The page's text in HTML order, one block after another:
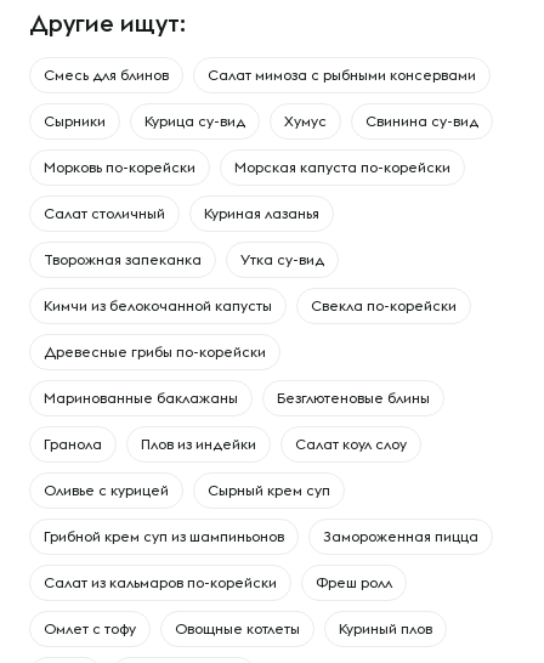
Другие ищут:
Смесь для блинов Салат мимоза с рыбными консервами
Сырники Курица су-вид Хумус Свинина су-вид
Морковь по-корейски Морская капуста по-корейски
Салат столичный Куриная лазанья
Творожная запеканка Утка су-вид
Кимчи из белокочанной капусты Свекла по-корейски
Древесные грибы по-корейски
Маринованные баклажаны Безглютеновые блины
Гранола Плов из индейки Салат коул слоу
Оливье с курицей Сырный крем суп
Грибной крем суп из шампиньонов Замороженная пицца
Салат из кальмаров по-корейски Фреш ролл
Омлет с тофу Овощные котлеты Куриный плов